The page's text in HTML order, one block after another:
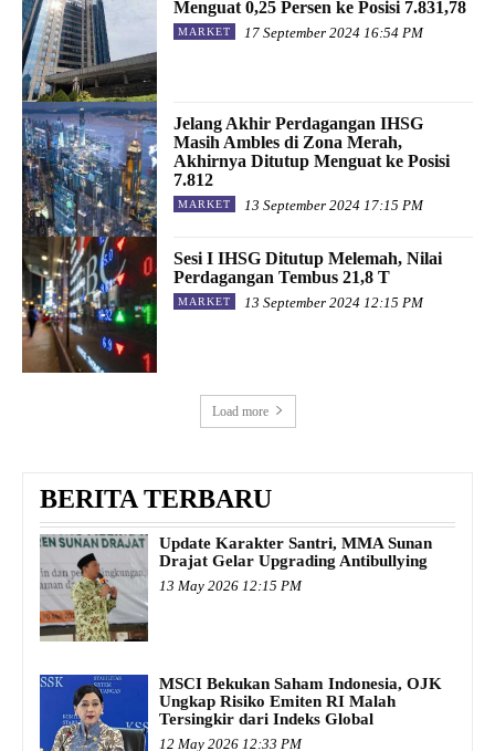
Menguat 0,25 Persen ke Posisi 7.831,78
MARKET 17 September 2024 16:54 PM
Jelang Akhir Perdagangan IHSG
Masih Ambles di Zona Merah,
Akhirnya Ditutup Menguat ke Posisi
7.812
MARKET 13 September 2024 17:15 PM
Sesi I IHSG Ditutup Melemah, Nilai
Perdagangan Tembus 21,8 T
MARKET 13 September 2024 12:15 PM
Load more
BERITA TERBARU
Update Karakter Santri, MMA Sunan
Drajat Gelar Upgrading Antibullying
13 May 2026 12:15 PM
MSCI Bekukan Saham Indonesia, OJK
Ungkap Risiko Emiten RI Malah
Tersingkir dari Indeks Global
12 May 2026 12:33 PM